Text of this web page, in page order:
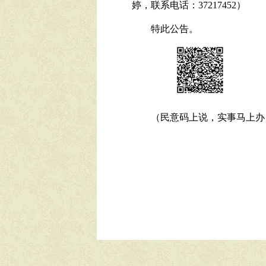
婷 ，联系电话： 37217452）
特此公告。
（民意码上说，实事马上